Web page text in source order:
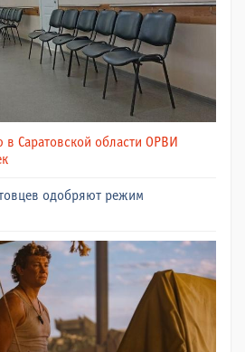
в Саратовской области ОРВИ
одобряют режим